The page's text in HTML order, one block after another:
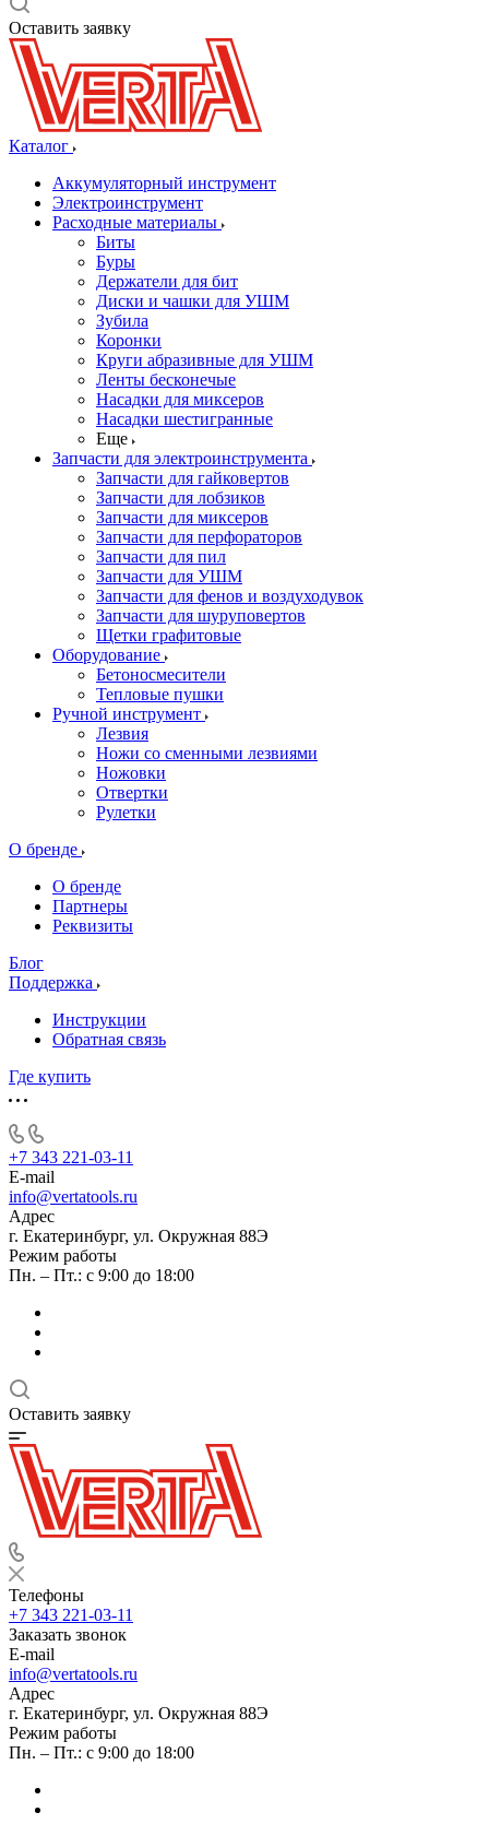
Оставить заявку
Каталог
Аккумуляторный инструмент
Электроинструмент
Расходные материалы
Биты
Буры
Держатели для бит
Диски и чашки для УШМ
Зубила
Коронки
Круги абразивные для УШМ
Ленты бесконечые
Насадки для миксеров
Насадки шестигранные
Еще
Запчасти для электроинструмента
Запчасти для гайковертов
Запчасти для лобзиков
Запчасти для миксеров
Запчасти для перфораторов
Запчасти для пил
Запчасти для УШМ
Запчасти для фенов и воздуходувок
Запчасти для шуруповертов
Щетки графитовые
Оборудование
Бетоносмесители
Тепловые пушки
Ручной инструмент
Лезвия
Ножи со сменными лезвиями
Ножовки
Отвертки
Рулетки
О бренде
О бренде
Партнеры
Реквизиты
Блог
Поддержка
Инструкции
Обратная связь
Где купить
+7 343 221-03-11
E-mail
info@vertatools.ru
Адрес
г. Екатеринбург, ул. Окружная 88Э
Режим работы
Пн. – Пт.: с 9:00 до 18:00
Оставить заявку
Телефоны
+7 343 221-03-11
Заказать звонок
E-mail
info@vertatools.ru
Адрес
г. Екатеринбург, ул. Окружная 88Э
Режим работы
Пн. – Пт.: с 9:00 до 18:00